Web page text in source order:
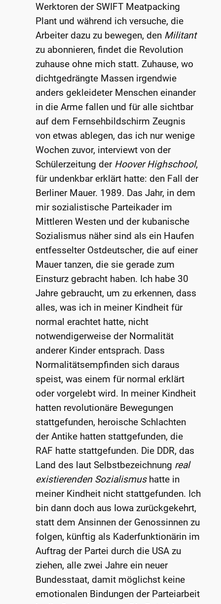
Werktoren der SWIFT Meatpacking
Plant und während ich versuche, die
Arbeiter dazu zu bewegen, den Militant
zu abonnieren, findet die Revolution
zuhause ohne mich statt. Zuhause, wo
dichtgedrängte Massen irgendwie
anders gekleideter Menschen einander
in die Arme fallen und für alle sichtbar
auf dem Fernsehbildschirm Zeugnis
von etwas ablegen, das ich nur wenige
Wochen zuvor, interviewt von der
Schülerzeitung der Hoover Highschool,
für undenkbar erklärt hatte: den Fall der
Berliner Mauer. 1989. Das Jahr, in dem
mir sozialistische Parteikader im
Mittleren Westen und der kubanische
Sozialismus näher sind als ein Haufen
entfesselter Ostdeutscher, die auf einer
Mauer tanzen, die sie gerade zum
Einsturz gebracht haben. Ich habe 30
Jahre gebraucht, um zu erkennen, dass
alles, was ich in meiner Kindheit für
normal erachtet hatte, nicht
notwendigerweise der Normalität
anderer Kinder entsprach. Dass
Normalitätsempfinden sich daraus
speist, was einem für normal erklärt
oder vorgelebt wird. In meiner Kindheit
hatten revolutionäre Bewegungen
stattgefunden, heroische Schlachten
der Antike hatten stattgefunden, die
RAF hatte stattgefunden. Die DDR, das
Land des laut Selbstbezeichnung real
existierenden Sozialismus hatte in
meiner Kindheit nicht stattgefunden. Ich
bin dann doch aus Iowa zurückgekehrt,
statt dem Ansinnen der Genossinnen zu
folgen, künftig als Kaderfunktionärin im
Auftrag der Partei durch die USA zu
ziehen, alle zwei Jahre ein neuer
Bundesstaat, damit möglichst keine
emotionalen Bindungen der Parteiarbeit